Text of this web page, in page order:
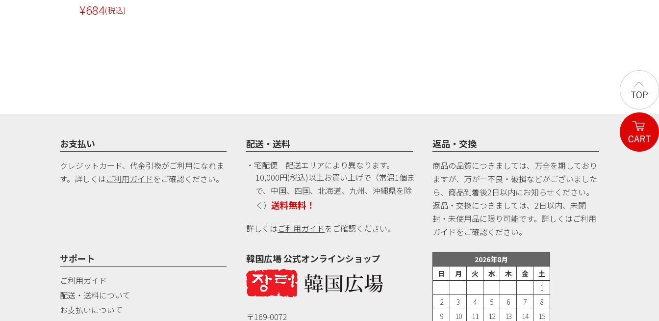
¥684(税込)
お支払い
クレジットカード、代金引換がご利用になれま
す。詳しくはご利用ガイドをご確認ください。
配送・送料
・宅配便 配送エリアにより異なります。
10,000円(税込)以上お買い上げで（常温1個ま
で、中国、四国、北海道、九州、沖縄県を除
く）送料無料！
詳しくはご利用ガイドをご確認ください。
返品・交換
商品の品質につきましては、万全を期しており
ますが、万が一不良・破損などがございました
ら、商品到着後2日以内にお知らせください。
返品・交換につきましては、2日以内、未開
封・未使用品に限り可能です。詳しくはご利用
ガイドをご確認ください。
サポート
ご利用ガイド
配送・送料について
お支払いについて
韓国広場 公式オンラインショップ
〒169-0072
2026年8月
日
月 火 水 木 金
土
1
2
3 4 5 6 7
8
9
10 11 12 13 14 15